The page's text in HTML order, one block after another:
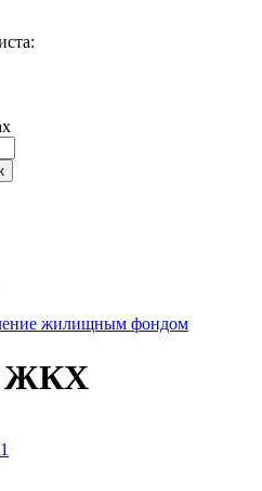
жилищным фондом
ЖКХ